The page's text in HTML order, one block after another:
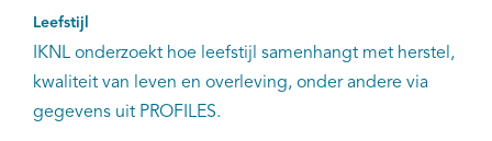
Leefstijl
IKNL onderzoekt hoe leefstijl samenhangt met herstel,
kwaliteit van leven en overleving, onder andere via
gegevens uit PROFILES.